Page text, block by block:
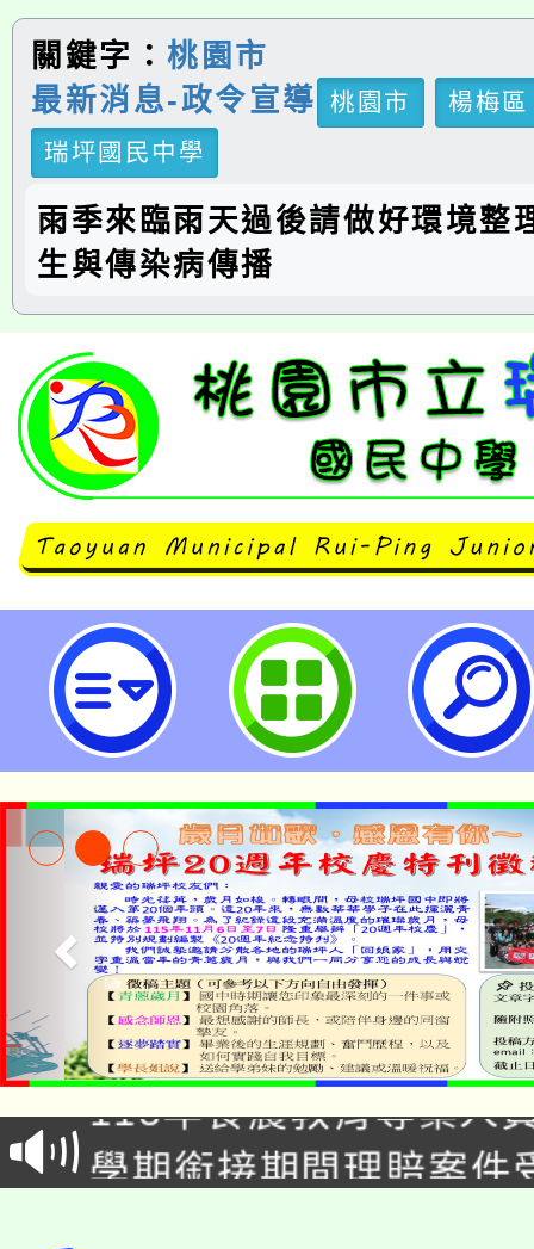
關鍵字：桃園市
最新消息-政令宣導
桃園市
楊梅區
瑞坪國民中學
雨季來臨雨天過後請做好環境整
生與傳染病傳播
登革熱防治宣導-桃園市立瑞坪國民
淨零綠生活教案入校路
115年食農教育專業人
程
學期銜接期間理賠案件